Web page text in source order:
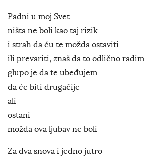
Padni u moj Svet
ništa ne boli kao taj rizik
i strah da ću te možda ostaviti
ili prevariti, znaš da to odlično radim
glupo je da te ubeđujem
da će biti drugačije
ali
ostani
možda ova ljubav ne boli
Za dva snova i jedno jutro